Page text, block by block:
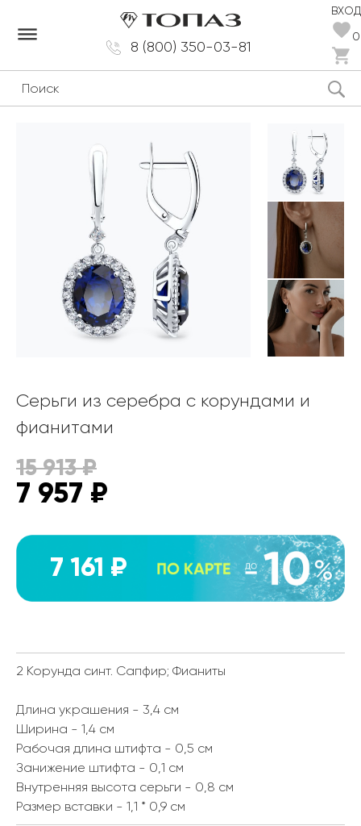
8 (800) 350-03-81
ВХОД
0
dehaze
Серьги из серебра с корундами и
фианитами
15 913₽
7 957 ₽
7 161 ₽
2 Корунда синт. Сапфир; Фианиты
Длина украшения - 3,4 см
Ширина - 1,4 см
Рабочая длина штифта - 0,5 см
Занижение штифта - 0,1 см
Внутренняя высота серьги - 0,8 см
Размер вставки - 1,1 * 0,9 см